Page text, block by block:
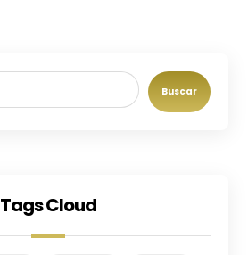
Buscar
Tags Cloud